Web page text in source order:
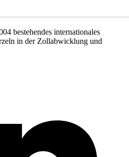
bestehendes internationales
in der Zollabwicklung und